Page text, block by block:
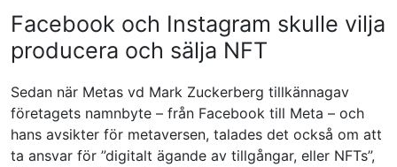
Facebook och Instagram skulle vilja
producera och sälja NFT
Sedan när Metas vd Mark Zuckerberg tillkännagav
företagets namnbyte – från Facebook till Meta – och
hans avsikter för metaversen, talades det också om att
ta ansvar för ”digitalt ägande av tillgångar, eller NFTs”,